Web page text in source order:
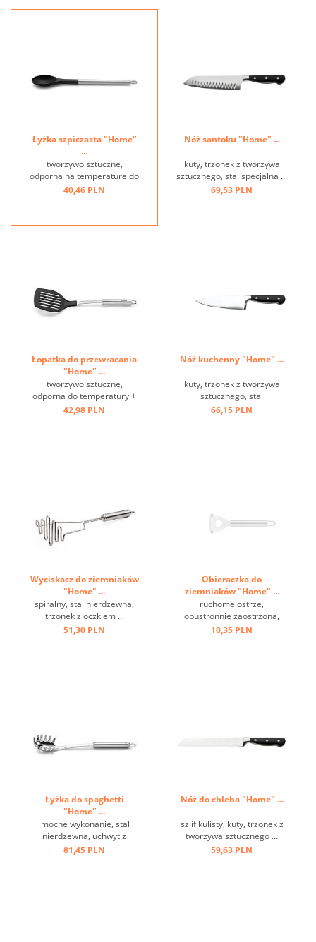
Łyżka szpiczasta "Home"
...
tworzywo sztuczne,
odporna na temperature do
+ 220 st.C, stal nierdzewna,
40,46 PLN
Nóż santoku "Home" ...
kuty, trzonek z tworzywa
sztucznego, stal specjalna ...
69,53 PLN
Łopatka do przewracania
"Home" ...
tworzywo sztuczne,
odporna do temperatury +
220 st.C, stal nierdzewna,
42,98 PLN
Nóż kuchenny "Home" ...
kuty, trzonek z tworzywa
sztucznego, stal
molibdenowa ...
66,15 PLN
Wyciskacz do ziemniaków
"Home" ...
spiralny, stal nierdzewna,
trzonek z oczkiem ...
51,30 PLN
Obieraczka do
ziemniaków "Home" ...
ruchome ostrze,
obustronnie zaostrzona,
oczko do zawieszenia, stal
10,35 PLN
Łyżka do spaghetti
"Home" ...
mocne wykonanie, stal
nierdzewna, uchwyt z
oczkiem ...
81,45 PLN
Nóż do chleba "Home" ...
szlif kulisty, kuty, trzonek z
tworzywa sztucznego ...
59,63 PLN